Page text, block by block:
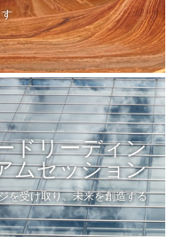
ドリーディン
ムセッション
を受け取り、未来を創造する